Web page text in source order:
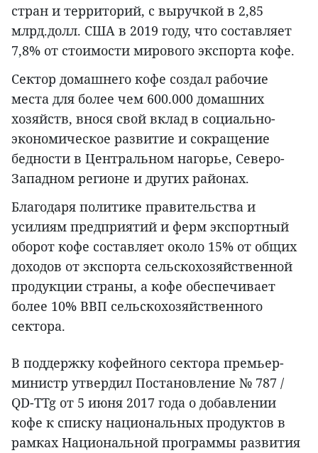
стран и территорий, с выручкой в 2,85
млрд.долл. США в 2019 году, что составляет
7,8% от стоимости мирового экспорта кофе.
Сектор домашнего кофе создал рабочие
места для более чем 600.000 домашних
хозяйств, внося свой вклад в социально-
экономическое развитие и сокращение
бедности в Центральном нагорье, Северо-
Западном регионе и других районах.
Благодаря политике правительства и
усилиям предприятий и ферм экспортный
оборот кофе составляет около 15% от общих
доходов от экспорта сельскохозяйственной
продукции страны, а кофе обеспечивает
более 10% ВВП сельскохозяйственного
сектора.
В поддержку кофейного сектора премьер-
министр утвердил Постановление № 787 /
QD-TTg от 5 июня 2017 года о добавлении
кофе к списку национальных продуктов в
рамках Национальной программы развития